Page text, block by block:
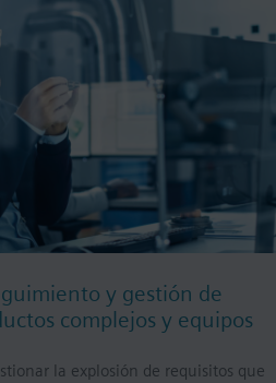
y gestión de
complejos y equipos
la explosión de requisitos que